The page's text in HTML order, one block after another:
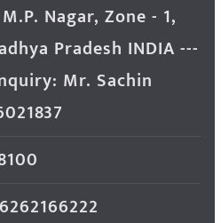
Nagar, Zone - 1,
Pradesh INDIA ---
Mr. Sachin